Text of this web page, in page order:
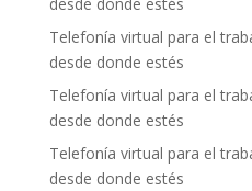
Telefonía virtual para el
desde donde estés
Telefonía virtual para el
desde donde estés
Telefonía virtual para el
desde donde estés